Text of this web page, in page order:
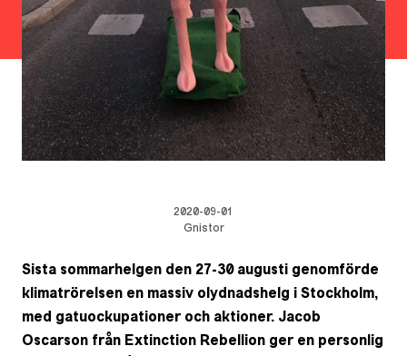
2020-09-01
Gnistor
Sista sommarhelgen den 27-30 augusti genomförde
klimatrörelsen en massiv olydnadshelg i Stockholm,
med gatuockupationer och aktioner. Jacob
Oscarson från Extinction Rebellion ger en personlig